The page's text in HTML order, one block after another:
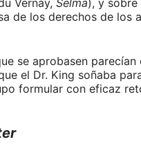
Vernay, Selma), y sobre
de los derechos de los
se aprobasen
el Dr. King soñaba
formular con eficaz